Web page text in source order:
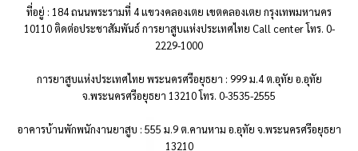
ที่อยู่ : 184 ถนนพระรามที่ 4 แขวงคลองเตย เขตคลองเตย กรุงเทพมหานคร
10110 ติดต่อประชาสัมพันธ์ การยาสูบแห่งประเทศไทย Call center โทร. 0-
2229-1000
การยาสูบแห่งประเทศไทย พระนครศรีอยุธยา : 999 ม.4 ต.อุทัย อ.อุทัย
จ.พระนครศรีอยุธยา 13210 โทร. 0-3535-2555
อาคารบ้านพักพนักงานยาสูบ : 555 ม.9 ต.คานหาม อ.อุทัย จ.พระนครศรีอยุธยา
13210